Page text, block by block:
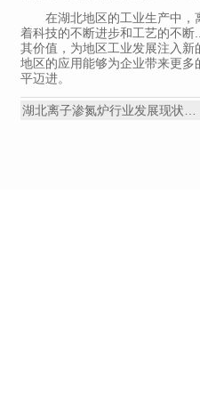
在湖北地区的工业生产中
着科技的不断进步和工艺的不
其价值，为地区工业发展注入
地区的应用能够为企业带来更
平迈进。